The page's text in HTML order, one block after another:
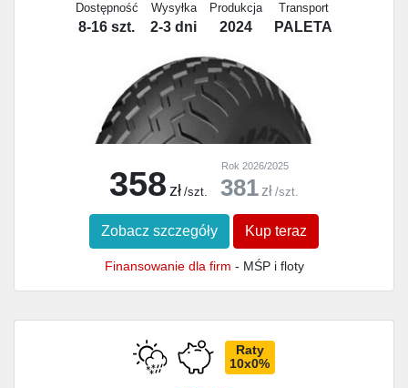
Dostępność
8-16 szt.
Wysyłka
2-3 dni
Produkcja
2024
Transport
PALETA
358 zł /szt.
Rok 2026/2025
381 zł /szt.
Zobacz szczegóły Kup teraz
Finansowanie dla firm - MŚP i floty
Raty
10x0%